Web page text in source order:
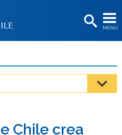
MENÚ
os
Chile crea